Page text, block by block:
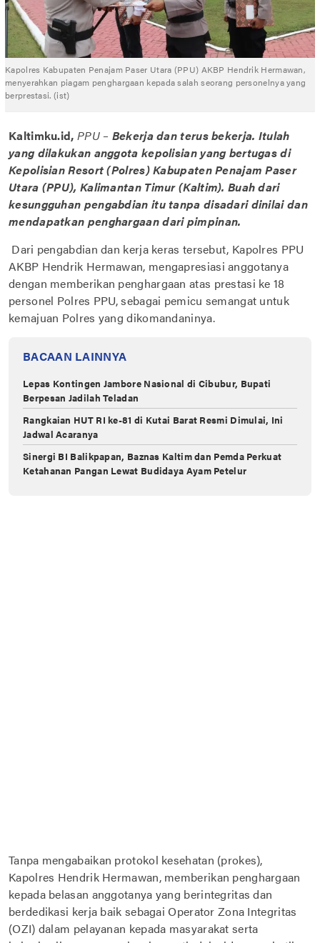
Kapolres Kabupaten Penajam Paser Utara (PPU) AKBP Hendrik Hermawan,
menyerahkan piagam penghargaan kepada salah seorang personelnya yang
berprestasi. (ist)
Kaltimku.id, PPU – Bekerja dan terus bekerja. Itulah
yang dilakukan anggota kepolisian yang bertugas di
Kepolisian Resort (Polres) Kabupaten Penajam Paser
Utara (PPU), Kalimantan Timur (Kaltim). Buah dari
kesungguhan pengabdian itu tanpa disadari dinilai dan
mendapatkan penghargaan dari pimpinan.
Dari pengabdian dan kerja keras tersebut, Kapolres PPU
AKBP Hendrik Hermawan, mengapresiasi anggotanya
dengan memberikan penghargaan atas prestasi ke 18
personel Polres PPU, sebagai pemicu semangat untuk
kemajuan Polres yang dikomandaninya.
BACAAN LAINNYA
Lepas Kontingen Jambore Nasional di Cibubur, Bupati
Berpesan Jadilah Teladan
Rangkaian HUT RI ke-81 di Kutai Barat Resmi Dimulai, Ini
Jadwal Acaranya
Sinergi BI Balikpapan, Baznas Kaltim dan Pemda Perkuat
Ketahanan Pangan Lewat Budidaya Ayam Petelur
Tanpa mengabaikan protokol kesehatan (prokes),
Kapolres Hendrik Hermawan, memberikan penghargaan
kepada belasan anggotanya yang berintegritas dan
berdedikasi kerja baik sebagai Operator Zona Integritas
(OZI) dalam pelayanan kepada masyarakat serta